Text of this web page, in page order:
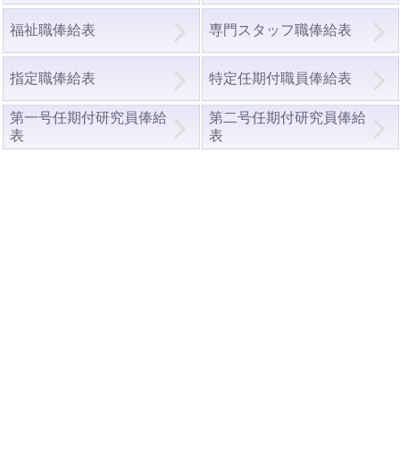
福祉職俸給表 専門スタッフ職俸給表
指定職俸給表 特定任期付職員俸給表
第一号任期付研究員俸給
表
第二号任期付研究員俸給
表